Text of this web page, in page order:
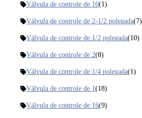
Válvula de controle de 10(1)
Válvula de controle de 2-1/2 polegada(7)
Válvula de controle de 1/2 polegada(10)
Válvula de controle de 2(8)
Válvula de controle de 1/4 polegada(1)
Válvula de controle de 1(18)
Válvula de controle de 16(9)